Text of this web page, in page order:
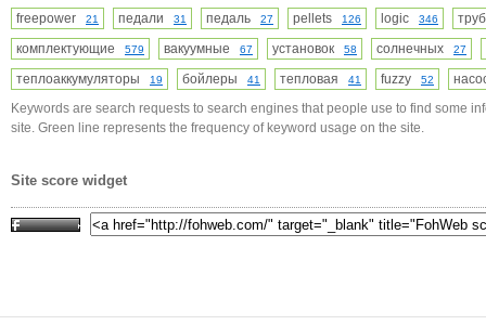
freepower 21 педали 31 педаль 27 pellets 126 logic 346
комплектующие
579 вакуумные 67 установок 58 солнечных 27
теплоаккумуляторы 19 бойлеры 41 тепловая 41 fuzzy 52
Keywords are search requests to search engines that people use to find some
site. Green line represents the frequency of keyword usage on the site.
Site score widget